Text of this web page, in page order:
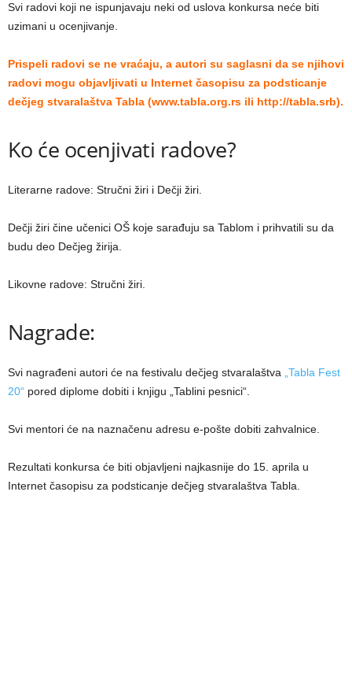
Svi radovi koji ne ispunjavaju neki od uslova konkursa neće biti
uzimani u ocenjivanje.
Prispeli radovi se ne vraćaju, a autori su saglasni da se njihovi
radovi mogu objavlјivati u Internet časopisu za podsticanje
dečjeg stvaralaštva Tabla (www.tabla.org.rs ili http://tabla.srb).
Ko će ocenjivati radove?
Literarne radove: Stručni žiri i Dečji žiri.
Dečji žiri čine učenici OŠ koje sarađuju sa Tablom i prihvatili su da
budu deo Dečjeg žirija.
Likovne radove: Stručni žiri.
Nagrade:
Svi nagrađeni autori će na festivalu dečjeg stvaralaštva „Tabla Fest
20“ pored diplome dobiti i knjigu „Tablini pesnici“.
Svi mentori će na naznačenu adresu e-pošte dobiti zahvalnice.
Rezultati konkursa će biti objavlјeni najkasnije do 15. aprila u
Internet časopisu za podsticanje dečjeg stvaralaštva Tabla.